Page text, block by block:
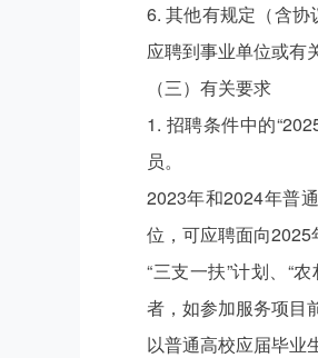
6. 其他有规定（含
应聘到事业单位或有
（三）有关要求
1. 招聘条件中的
员。
2023年和2024年普
位，可应聘面向2025
“三支一扶”计划、“
者，如参加服务项目
以普通高校应届毕业